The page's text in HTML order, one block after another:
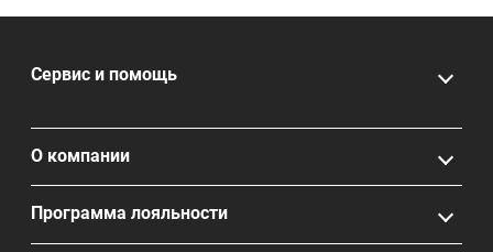
Сервис и помощь
О компании
Программа лояльности